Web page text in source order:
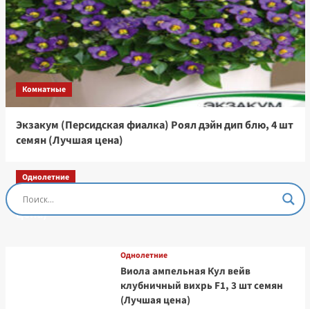
Комнатные
Экзакум (Персидская фиалка) Роял дэйн дип блю, 4 шт
семян (Лучшая цена)
Однолетние
Остеоспермум Пэшн Роуз, 3 шт семян (Лучшая
цена)
Однолетние
Виола ампельная Кул вейв
клубничный вихрь F1, 3 шт семян
(Лучшая цена)